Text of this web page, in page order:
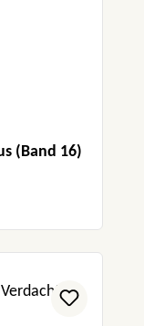
(Band 16)